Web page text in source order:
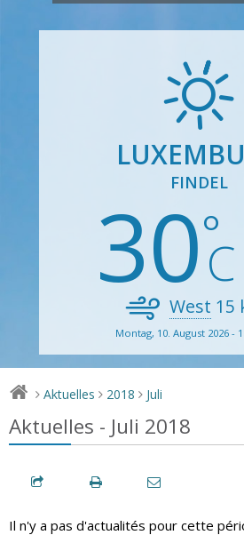
FINDEL
30
West 15
Montag, 10. August 2026 -
> Aktuelles > 2018 > Juli
Aktuelles - Juli 2018
Il n'y a pas d'actualités pour cette